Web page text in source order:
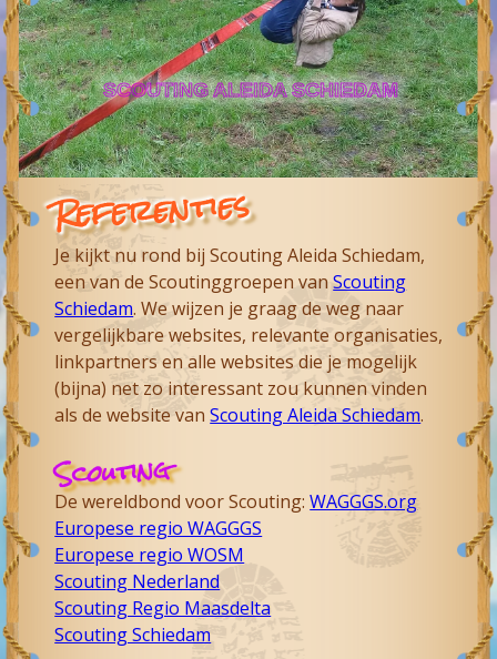
SCOUTING ALEIDA SCHIEDAM
Referenties
Je kijkt nu rond bij Scouting Aleida Schiedam,
een van de Scoutinggroepen vanScouting
Schiedam. We wijzen je graag de weg naar
vergelijkbare websites, relevante organisaties,
linkpartners en alle websites die je mogelijk
(bijna) net zo interessant zou kunnen vinden
als de website vanScouting Aleida Schiedam.
Scouting
De wereldbond voor Scouting:WAGGGS.org
Europese regio WAGGGS
Europese regio WOSM
Scouting Nederland
Scouting Regio Maasdelta
Scouting Schiedam